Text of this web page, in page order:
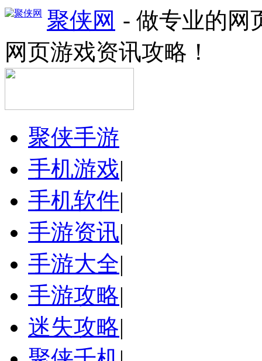
聚侠网 - 做专业的网
网页游戏资讯攻略！
聚侠手游
手机游戏|
手机软件|
手游资讯|
手游大全|
手游攻略|
迷失攻略|